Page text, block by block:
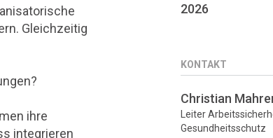
Gleichzeitig
ihre
integrieren
2026
KONTAKT
Christian
Leiter
Gesundheitsschutz